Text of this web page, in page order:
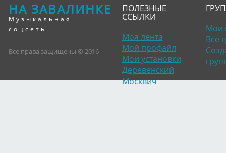
НА ЗАВАЛИНКЕ
Музыкальная
соцсеть
Все права защищены © 2016
ПОЛЕЗНЫЕ
ССЫЛКИ
Моя лента
Мой профайл
Мои установки
Деревенский
Москвич
Мои
Все